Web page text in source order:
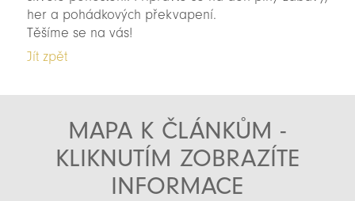
her a pohádkových překvapení.
Těšíme se na vás!
Jít zpět
MAPA K ČLÁNKŮM -
KLIKNUTÍM ZOBRAZÍTE
INFORMACE